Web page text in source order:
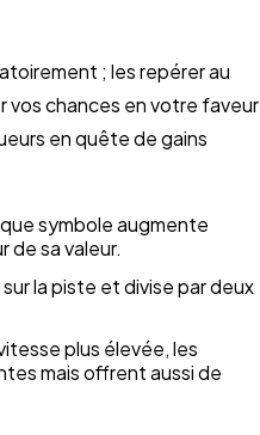
; les repérer au
vos chances en votre faveur
en quête de gains
symbole augmente
sa valeur.
la piste et divise par deux
plus élevée, les
mais offrent aussi de